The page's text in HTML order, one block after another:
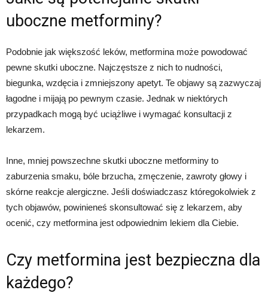
uboczne metforminy?
Podobnie jak większość leków, metformina może powodować
pewne skutki uboczne. Najczęstsze z nich to nudności,
biegunka, wzdęcia i zmniejszony apetyt. Te objawy są zazwyczaj
łagodne i mijają po pewnym czasie. Jednak w niektórych
przypadkach mogą być uciążliwe i wymagać konsultacji z
lekarzem.
Inne, mniej powszechne skutki uboczne metforminy to
zaburzenia smaku, bóle brzucha, zmęczenie, zawroty głowy i
skórne reakcje alergiczne. Jeśli doświadczasz któregokolwiek z
tych objawów, powinieneś skonsultować się z lekarzem, aby
ocenić, czy metformina jest odpowiednim lekiem dla Ciebie.
Czy metformina jest bezpieczna dla
każdego?